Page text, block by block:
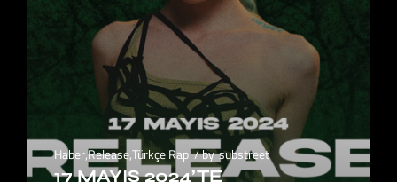
Haber,Release,Türkçe Rap by substreet
17 MAYIS 2024’TE